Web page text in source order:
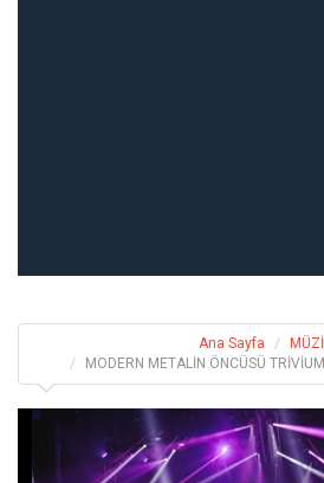
Ana Sayfa
MODERN METALİN ÖNCÜSÜ